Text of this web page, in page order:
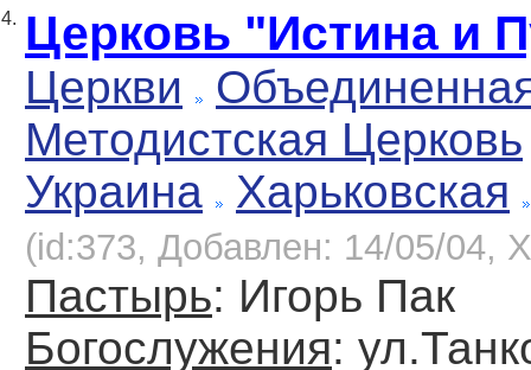
4. Церковь "Истина и
Церкви
Методистская Церковь
Украина
Харьковская
(id:373, Добавлен: 14/05/04,
Пастырь: Игорь Пак
Богослужения: